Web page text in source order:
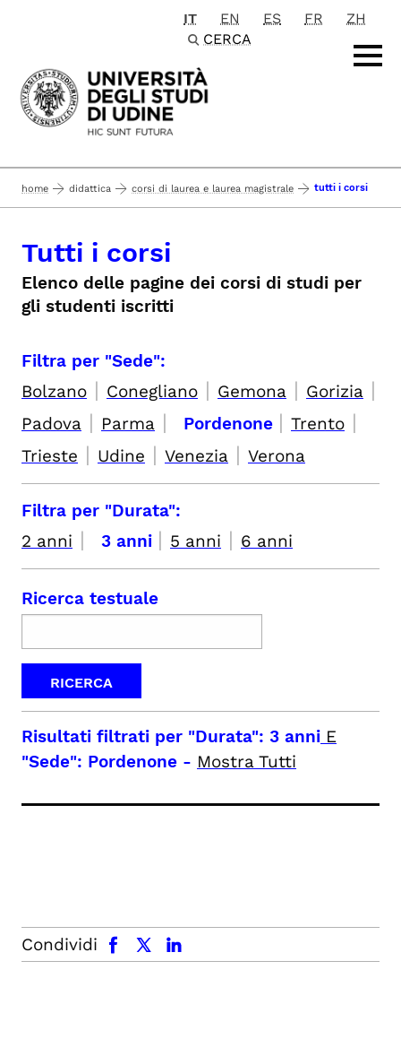
Passa al contenuto principale
IT EN ES FR
ZH
CERCA
home didattica corsi di laurea e laurea magistrale tutti i corsi
Tutti i corsi
Elenco delle pagine dei corsi di studi per
gli studenti iscritti
Filtra per "Sede":
Bolzano | Conegliano | Gemona | Gorizia |
Padova | Parma | Pordenone | Trento |
Trieste | Udine | Venezia | Verona
Filtra per "Durata":
2 anni | 3 anni | 5 anni | 6 anni
Ricerca testuale
Risultati filtrati per "Durata": 3 anni E
"Sede": Pordenone - Mostra Tutti
Condividi
facebook x.com linkedin